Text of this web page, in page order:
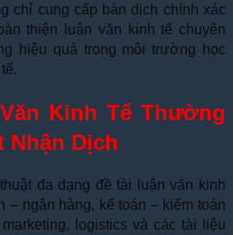
chỉ cung cấp bản dịch chính xác
thiện luận văn kinh tế chuyên
hiệu quả trong môi trường học
Kinh Tế Thường
Dịch
đa dạng đề tài luận văn kinh
– ngân hàng, kế toán – kiểm toán
logistics và các tài liệu